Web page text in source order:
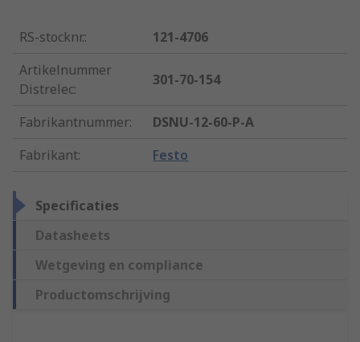
RS-stocknr.:
121-4706
Artikelnummer
Distrelec:
301-70-154
Fabrikantnummer:
DSNU-12-60-P-A
Fabrikant: Festo
Specificaties
Datasheets
Wetgeving en compliance
Productomschrijving